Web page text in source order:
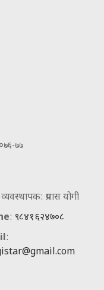
७७
प्रयास योगी
: ९८४१६२४७०८
: